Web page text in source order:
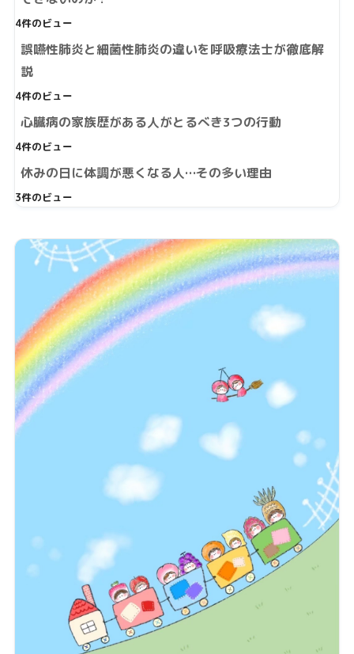
4件のビュー
誤嚥性肺炎と細菌性肺炎の違いを呼吸療法士が徹底解
説
4件のビュー
心臓病の家族歴がある人がとるべき3つの行動
4件のビュー
休みの日に体調が悪くなる人…その多い理由
3件のビュー